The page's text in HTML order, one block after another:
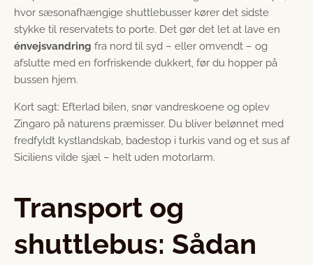
hvor sæson­afhængige shuttle­busser kører det sidste
stykke til reservatets to porte. Det gør det let at lave en
énvejs­vandring fra nord til syd – eller omvendt – og
afslutte med en forfriskende dukkert, før du hopper på
bussen hjem.
Kort sagt: Efterlad bilen, snør vandreskoene og oplev
Zingaro på naturens præmisser. Du bliver belønnet med
fredfyldt kystlandskab, badestop i turkis vand og et sus af
Siciliens vilde sjæl – helt uden motorlarm.
Transport og
shuttlebus: Sådan